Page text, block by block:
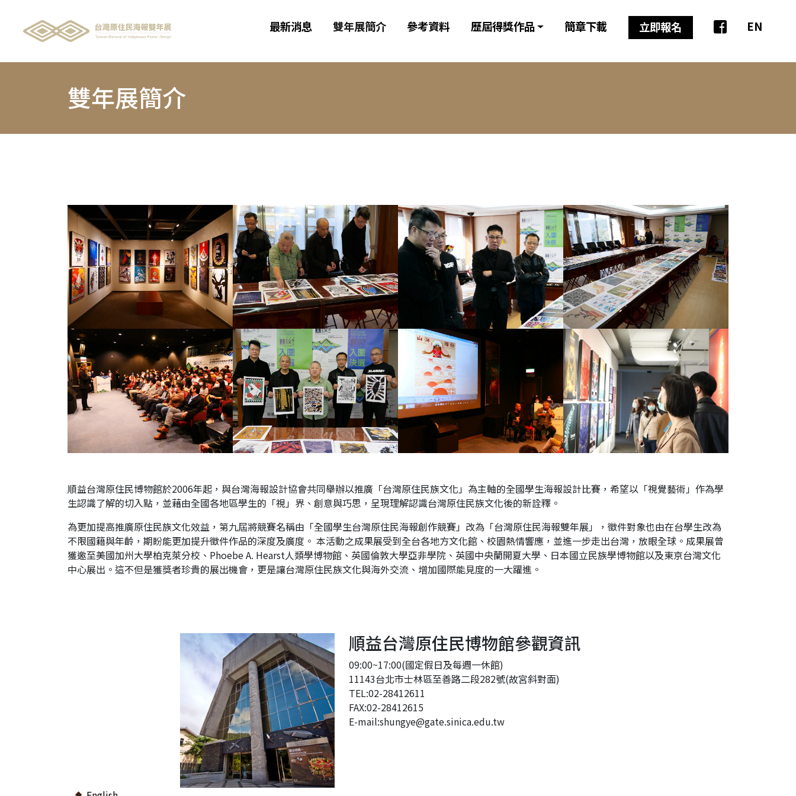
最新消息 雙年展簡介 參考資料 歷屆得獎作品 簡章下載 立即報名 EN
雙年展簡介
順益台灣原住民博物館於2006年起，與台灣海報設計協會共同舉辦以推廣「台灣原住民族文化」為主軸的全國學生海報設計比賽，希望以「視覺藝術」作為學
生認識了解的切入點，並藉由全國各地區學生的「視」界、創意與巧思，呈現理解認識台灣原住民族文化後的新詮釋。
為更加提高推廣原住民族文化效益，第九屆將競賽名稱由「全國學生台灣原住民海報創作競賽」改為「台灣原住民海報雙年展」，徵件對象也由在台學生改為
不限國籍與年齡，期盼能更加提升徵件作品的深度及廣度。 本活動之成果展受到全台各地方文化館、校園熱情響應，並進一步走出台灣，放眼全球。成果展曾
獲邀至美國加州大學柏克萊分校、Phoebe A. Hearst人類學博物館、英國倫敦大學亞非學院、英國中央蘭開夏大學、日本國立民族學博物館以及東京台灣文化
中心展出。這不但是獲獎者珍貴的展出機會，更是讓台灣原住民族文化與海外交流、增加國際能見度的一大躍進。
順益台灣原住民博物館參觀資訊
09:00~17:00(國定假日及每週一休館)
11143台北市士林區至善路二段282號(故宮斜對面)
TEL:02-28412611
FAX:02-28412615
E-mail:shungye@gate.sinica.edu.tw